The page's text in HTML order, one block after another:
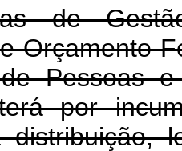
de
Orçamento
Pessoas e
por
distribuição,